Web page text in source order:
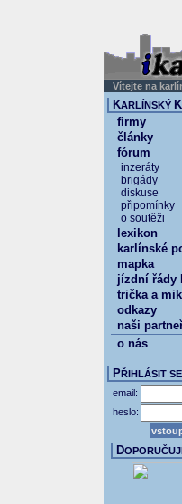
Vítejte na
KARLÍNSKÝ K
firmy
články
fórum
inzeráty
brigády
diskuse
připomínky
o soutěži
lexikon
karlínské
mapka
jízdní řády
trička a
odkazy
naši
o nás
PŘIHLÁSIT SE
email:
heslo:
D